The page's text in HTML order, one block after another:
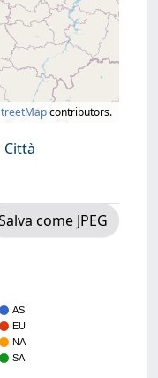
contributors.
Città
come JPEG
AS
EU
NA
SA